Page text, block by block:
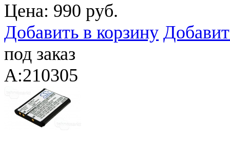
Цена: 990 руб.
Добавить в корзину
под заказ
A:210305